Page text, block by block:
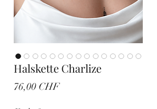
Halskette Charlize
76,00 CHFPreis